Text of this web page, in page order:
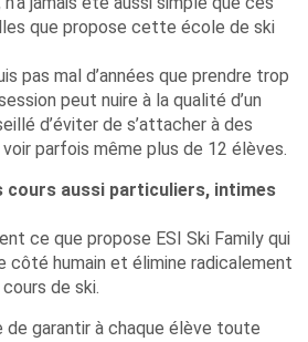
que propose cette école de ski
pas mal d’années que prendre trop
peut nuire à la qualité d’un
d’éviter de s’attacher à des
parfois même plus de 12 élèves.
cours aussi particuliers, intimes
ce que propose ESI Ski Family qui
côté humain et élimine radicalement
de ski.
de garantir à chaque élève toute